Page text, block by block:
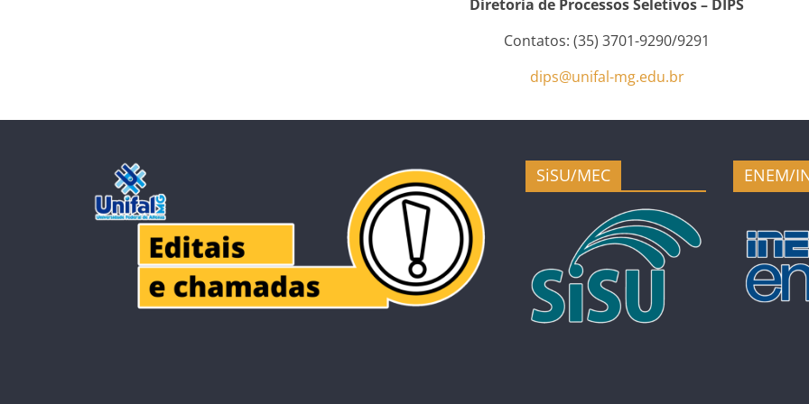
Diretoria de Processos Seletivos – DIPS
Contatos: (35) 3701-9290/9291
dips@unifal-mg.edu.br
SiSU/MEC ENEM/